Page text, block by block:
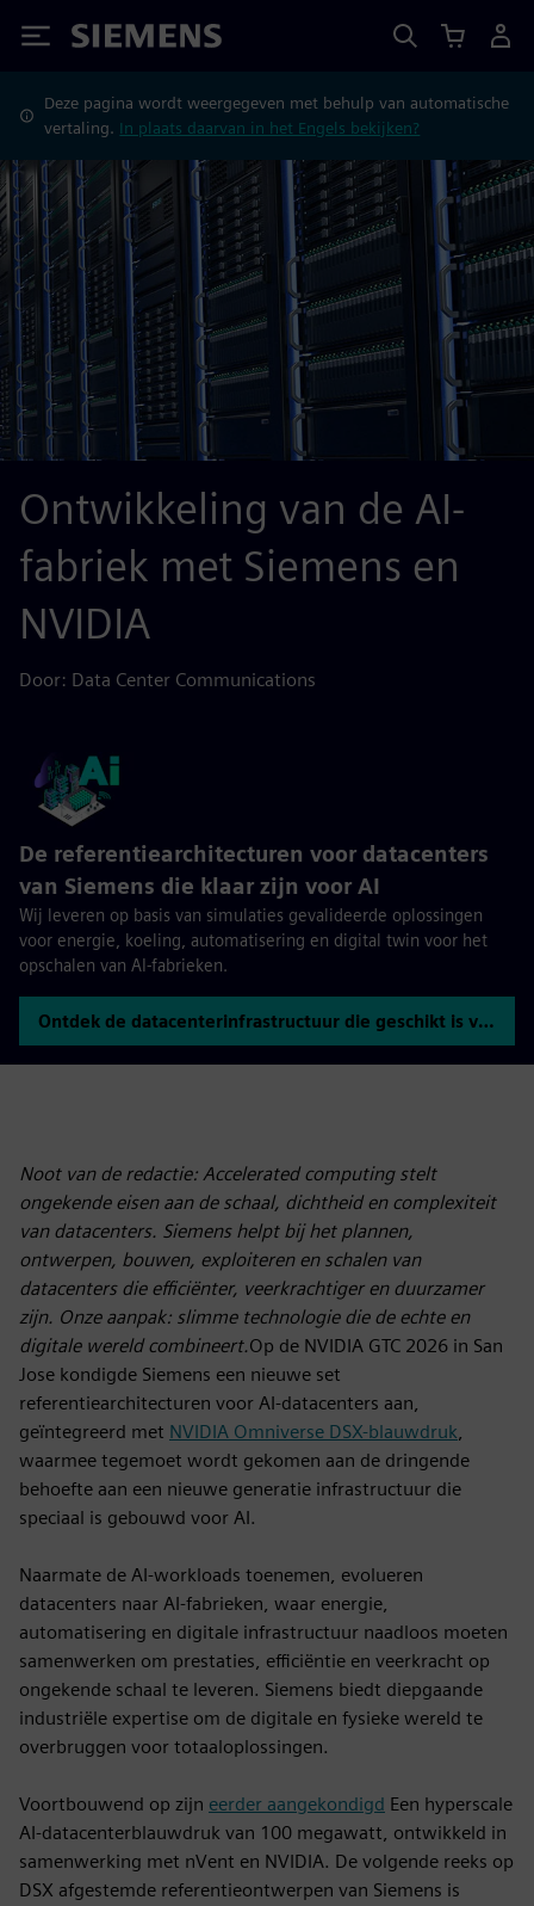
Siemens
Deze pagina wordt weergegeven met behulp van automatische
vertaling. In plaats daarvan in het Engels bekijken?
Ontwikkeling van de AI-
fabriek met Siemens en
NVIDIA
Door: Data Center Communications
De referentiearchitecturen voor datacenters
van Siemens die klaar zijn voor AI
Wij leveren op basis van simulaties gevalideerde oplossingen
voor energie, koeling, automatisering en digital twin voor het
opschalen van AI-fabrieken.
Ontdek de datacenterinfrastructuur die geschikt is voor AI
Noot van de redactie: Accelerated computing stelt
ongekende eisen aan de schaal, dichtheid en complexiteit
van datacenters. Siemens helpt bij het plannen,
ontwerpen, bouwen, exploiteren en schalen van
datacenters die efficiënter, veerkrachtiger en duurzamer
zijn. Onze aanpak: slimme technologie die de echte en
digitale wereld combineert.Op de NVIDIA GTC 2026 in San
Jose kondigde Siemens een nieuwe set
referentiearchitecturen voor AI-datacenters aan,
geïntegreerd met NVIDIA Omniverse DSX-blauwdruk,
waarmee tegemoet wordt gekomen aan de dringende
behoefte aan een nieuwe generatie infrastructuur die
speciaal is gebouwd voor AI.
Naarmate de AI-workloads toenemen, evolueren
datacenters naar AI-fabrieken, waar energie,
automatisering en digitale infrastructuur naadloos moeten
samenwerken om prestaties, efficiëntie en veerkracht op
ongekende schaal te leveren. Siemens biedt diepgaande
industriële expertise om de digitale en fysieke wereld te
overbruggen voor totaaloplossingen.
Voortbouwend op zijn eerder aangekondigd Een hyperscale
AI-datacenterblauwdruk van 100 megawatt, ontwikkeld in
samenwerking met nVent en NVIDIA. De volgende reeks op
DSX afgestemde referentieontwerpen van Siemens is